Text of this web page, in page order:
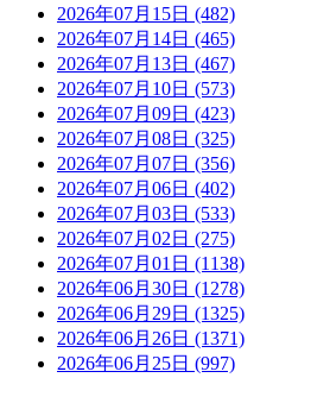
2026年07月15日 (482)
2026年07月14日 (465)
2026年07月13日 (467)
2026年07月10日 (573)
2026年07月09日 (423)
2026年07月08日 (325)
2026年07月07日 (356)
2026年07月06日 (402)
2026年07月03日 (533)
2026年07月02日 (275)
2026年07月01日 (1138)
2026年06月30日 (1278)
2026年06月29日 (1325)
2026年06月26日 (1371)
2026年06月25日 (997)